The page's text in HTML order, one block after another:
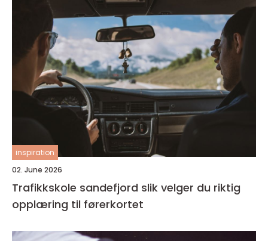
inspiration
02. June 2026
Trafikkskole sandefjord slik velger du riktig
opplæring til førerkortet